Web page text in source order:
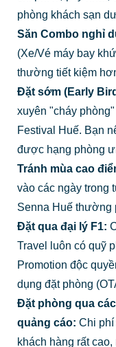
phòng khách sạn
Săn Combo nghỉ
(Xe/Vé máy bay
thường tiết kiệm
Đặt sớm (Early
xuyên "cháy
Festival Huế. Bạn
được hạng phòng
Tránh mùa cao
vào các ngày trong
Senna Huế thường
Đặt qua đại lý F1:
Travel luôn có quỹ
Promotion độc
dụng đặt phòng
Đặt phòng qua
quảng cáo: Chi phí
khách hàng rất